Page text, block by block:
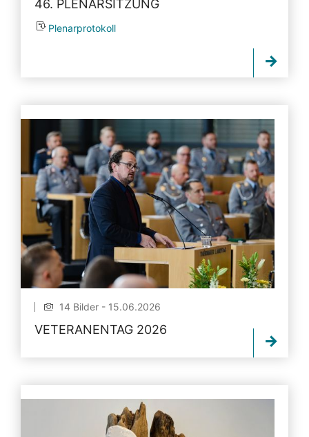
46. PLENARSITZUNG
Plenarprotokoll
14 Bilder - 15.06.2026
VETERANENTAG 2026